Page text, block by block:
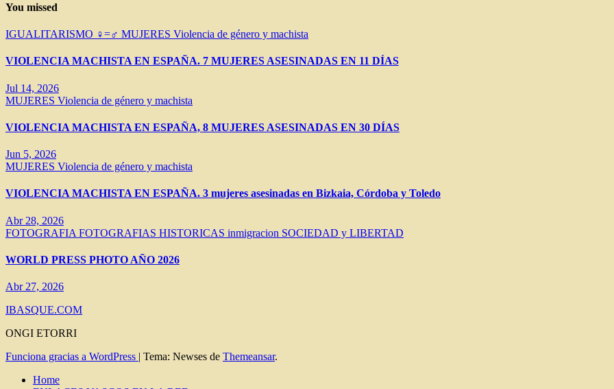
You missed
IGUALITARISMO ♀=♂ MUJERES Violencia de género y machista
VIOLENCIA MACHISTA EN ESPAÑA. 7 MUJERES ASESINADAS EN 11 DÍAS
Jul 14, 2026
MUJERES Violencia de género y machista
VIOLENCIA MACHISTA EN ESPAÑA, 8 MUJERES ASESINADAS EN 30 DÍAS
Jun 5, 2026
MUJERES Violencia de género y machista
VIOLENCIA MACHISTA EN ESPAÑA. 3 mujeres asesinadas en Bizkaia, Córdoba y Toledo
Abr 28, 2026
FOTOGRAFIA FOTOGRAFIAS HISTORICAS inmigracion SOCIEDAD y LIBERTAD
WORLD PRESS PHOTO AÑO 2026
Abr 27, 2026
IBASQUE.COM
ONGI ETORRI
Funciona gracias a WordPress | Tema: Newses de Themeansar.
Home